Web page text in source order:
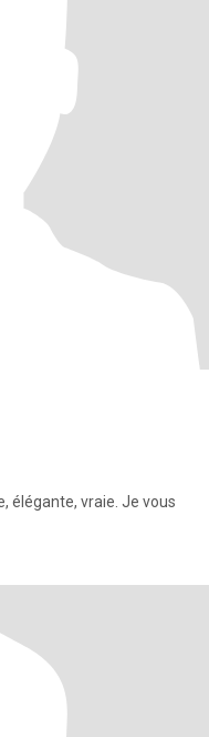
élégante, vraie. Je vous